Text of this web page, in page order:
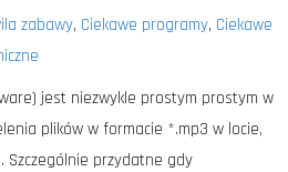
zabawy, Ciekawe programy, Ciekawe
jest niezwykle prostym prostym w
plików w formacie *.mp3 w locie,
Szczególnie przydatne gdy